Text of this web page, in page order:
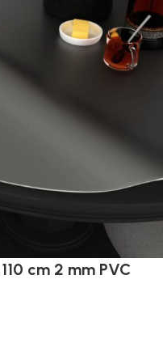
cm 2 mm PVC